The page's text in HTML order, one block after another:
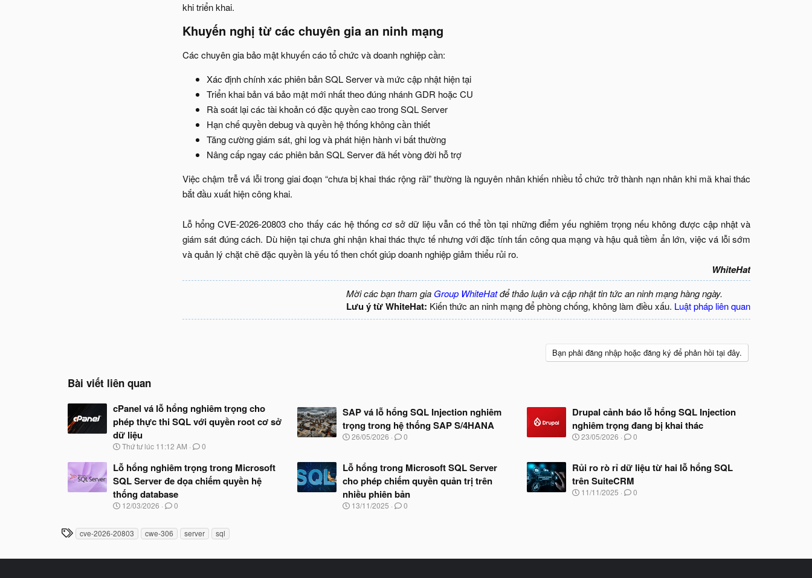
khi triển khai.​
Khuyến nghị từ các chuyên gia an ninh mạng​
Các chuyên gia bảo mật khuyến cáo tổ chức và doanh nghiệp cần:​
Xác định chính xác phiên bản SQL Server và mức cập nhật hiện tại​
Triển khai bản vá bảo mật mới nhất theo đúng nhánh GDR hoặc CU​
Rà soát lại các tài khoản có đặc quyền cao trong SQL Server​
Hạn chế quyền debug và quyền hệ thống không cần thiết​
Tăng cường giám sát, ghi log và phát hiện hành vi bất thường​
Nâng cấp ngay các phiên bản SQL Server đã hết vòng đời hỗ trợ​
Việc chậm trễ vá lỗi trong giai đoạn “chưa bị khai thác rộng rãi” thường là nguyên nhân khiến nhiều tổ chức trở thành nạn nhân khi mã khai thác
bắt đầu xuất hiện công khai.
Lỗ hổng CVE-2026-20803 cho thấy các hệ thống cơ sở dữ liệu vẫn có thể tồn tại những điểm yếu nghiêm trọng nếu không được cập nhật và
giám sát đúng cách. Dù hiện tại chưa ghi nhận khai thác thực tế nhưng với đặc tính tấn công qua mạng và hậu quả tiềm ẩn lớn, việc vá lỗi sớm
và quản lý chặt chẽ đặc quyền là yếu tố then chốt giúp doanh nghiệp giảm thiểu rủi ro.​
WhiteHat
Mời các bạn tham gia Group WhiteHatđể thảo luận và cập nhật tin tức an ninh mạng hàng ngày.
Lưu ý từ WhiteHat: Kiến thức an ninh mạng để phòng chống, không làm điều xấu. Luật pháp liên quan
Bạn phải đăng nhập hoặc đăng ký để phản hồi tại đây.
Bài viết liên quan
cPanel vá lỗ hổng nghiêm trọng cho
phép thực thi SQL với quyền root cơ sở
dữ liệu
N
à
y
b
ắ
t
u
Thứ tư lúc 11:12 AM 0
SAP vá lỗ hổng SQL Injection nghiêm
trọng trong hệ thống SAP S/4HANA
N
y
b
ắ
t
đ
26/05/2026 0
Drupal cảnh báo lỗ hổng SQL Injection
nghiêm trọng đang bị khai thác
N
y
b
ắ
t
23/05/2026 0
Lỗ hổng nghiêm trọng trong Microsoft
SQL Server đe dọa chiếm quyền hệ
thống database
N
y
12/03/2026 0
Lỗ hổng trong Microsoft SQL Server
cho phép chiếm quyền quản trị trên
nhiều phiên bản
N
13/11/2025 0
Rủi ro rò rỉ dữ liệu từ hai lỗ hổng SQL
trên SuiteCRM
N
đ
11/11/2025 0
T
ẻ
cve-2026-20803 cwe-306 server sql